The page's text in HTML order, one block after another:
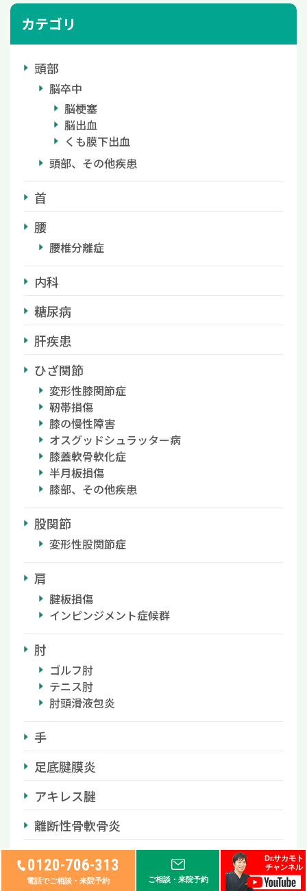
0120-706-313
電話でご相談・来院予約 ご相談・来院予約
Dr.サカモト
チャンネル
カテゴリ
頭部
脳卒中
脳梗塞
脳出血
くも膜下出血
頭部、その他疾患
首
腰
腰椎分離症
内科
糖尿病
肝疾患
ひざ関節
変形性膝関節症
靭帯損傷
膝の慢性障害
オスグッドシュラッター病
膝蓋軟骨軟化症
半月板損傷
膝部、その他疾患
股関節
変形性股関節症
肩
腱板損傷
インピンジメント症候群
肘
ゴルフ肘
テニス肘
肘頭滑液包炎
手
足底腱膜炎
アキレス腱
離断性骨軟骨炎
スポーツ医療
美容